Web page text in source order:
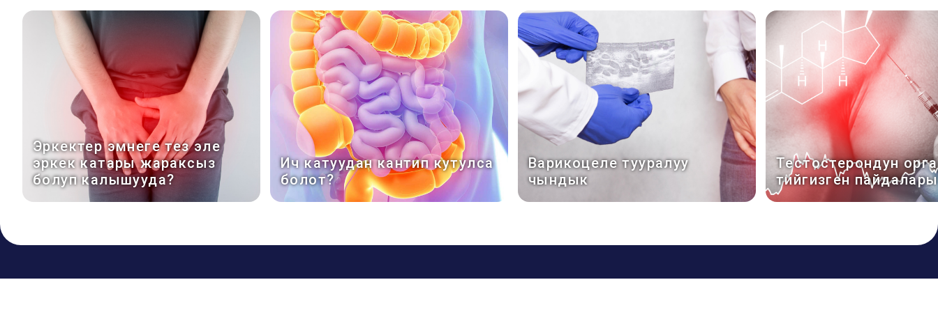
Эркектер эмнеге тез эле
эркек катары жараксыз
болуп калышууда?
Ич катуудан кантип кутулса
болот?
Варикоцеле тууралуу
чындык
Тестостерондун
тийгизген пайдалары